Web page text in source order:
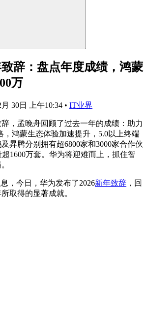
辞：盘点年度成绩，鸿蒙
万
月 30日 上午10:34 • IT业界
，孟晚舟回顾了过去一年的成绩：助力
，鸿蒙生态体验加速提升，5.0以上终端
昇腾分别拥有超6800家和3000家合作伙
超1600万套。华为将迎难而上，抓住智
，今日，华为发布了2026新年致辞 ，回
取得的显著成就。